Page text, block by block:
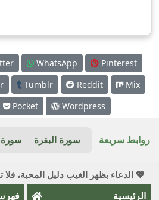
WhatsApp
Pinterest
Tumblr Reddit
Mix
Pocket Wordpress
روابط سريعة سورة البقرة
💖 الدعاء بظهر الغيب دليل المحبة،
الرئيسية